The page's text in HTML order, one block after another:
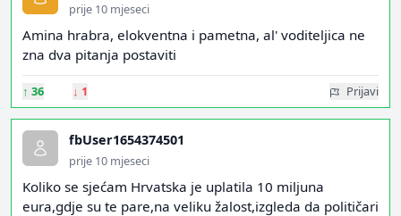
prije 10 mjeseci
Amina hrabra, elokventna i pametna, al' voditeljica ne
zna dva pitanja postaviti
↑ 36 ↓ 1 Prijavi
fbUser1654374501
prije 10 mjeseci
Koliko se sjećam Hrvatska je uplatila 10 miljuna
eura,gdje su te pare,na veliku žalost,izgleda da političari